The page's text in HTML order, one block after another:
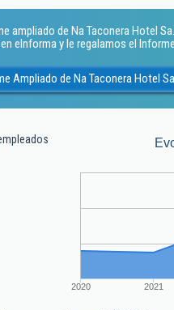
ampliado de Na Taconera Hotel
eInforma y le regalamos el
Ampliado de Na Taconera Hotel Sa
2020 2021